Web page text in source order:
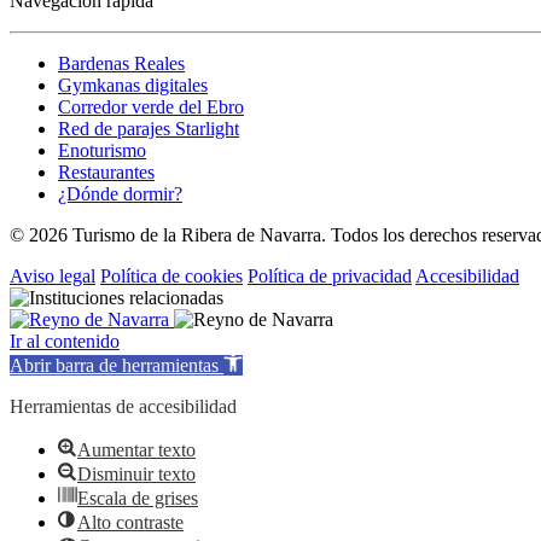
Bardenas Reales
Gymkanas digitales
Corredor verde del Ebro
Red de parajes Starlight
Enoturismo
Restaurantes
¿Dónde dormir?
© 2026 Turismo de la Ribera de Navarra. Todos los derechos
Aviso legal Política de cookies Política de privacidad Accesibilidad
Ir al contenido
Abrir barra de herramientas
Herramientas de accesibilidad
Aumentar texto
Disminuir texto
Escala de grises
Alto contraste